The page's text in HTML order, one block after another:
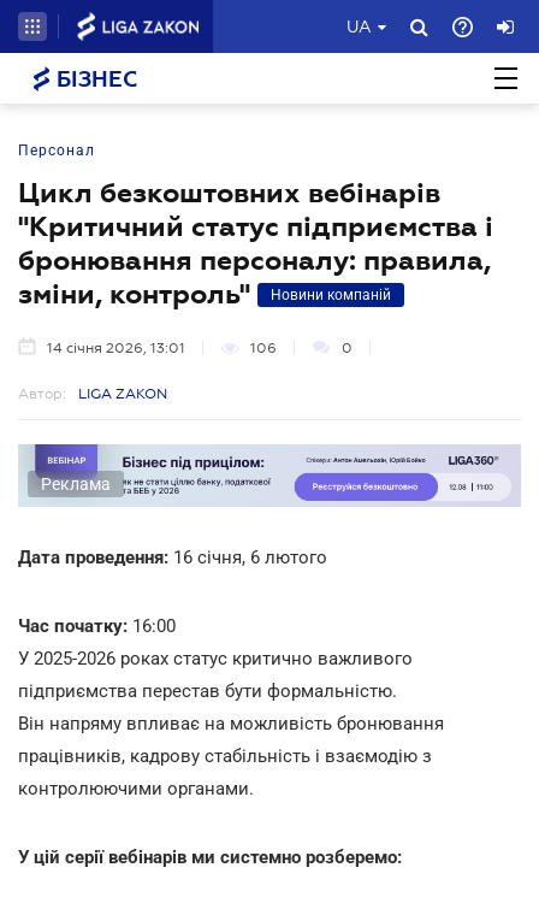
UA
БІЗНЕС
Персонал
Цикл безкоштовних вебінарів
"Критичний статус підприємства і
бронювання персоналу: правила,
зміни, контроль"
Новини компаній
14 січня 2026, 13:01 106 0
Автор: LIGA ZAKON
Реклама
Дата проведення: 16 січня, 6 лютого
Час початку: 16:00
У 2025-2026 роках статус критично важливого
підприємства перестав бути формальністю.
Він напряму впливає на можливість бронювання
працівників, кадрову стабільність і взаємодію з
контролюючими органами.
У цій серії вебінарів ми системно розберемо: